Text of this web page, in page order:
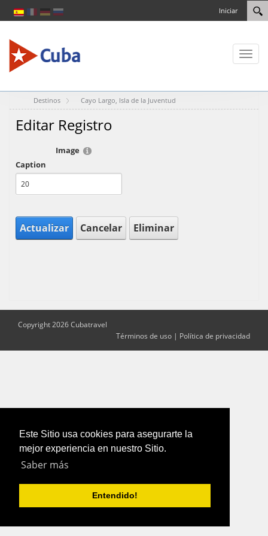
Este Sitio usa cookies para asegurarte la
mejor experiencia en nuestro Sitio.
Saber más
Entendido!
Iniciar
Toggle
Destinos Cayo Largo, Isla de la Juventud
Editar Registro
Image
Caption
Actualizar Cancelar Eliminar
Copyright 2026 Cubatravel
Términos de uso | Política de privacidad